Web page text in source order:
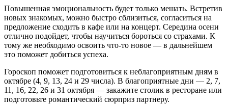
Повышенная эмоциональность будет только мешать. Встретив
новых знакомых, можно быстро сблизиться, согласиться на
предложение сходить в кафе или на концерт. Середина осени
отлично подойдет, чтобы научиться бороться со страхами. К
тому же необходимо освоить что-то новое — в дальнейшем
это поможет добиться успеха.
Гороскоп поможет подготовиться к неблагоприятным дням в
октябре (4, 9, 13, 24 и 29 числа). В благоприятные дни — 2, 7,
11, 16, 22, 26 и 31 октября — закажите столик в ресторане или
подготовьте романтический сюрприз партнеру.